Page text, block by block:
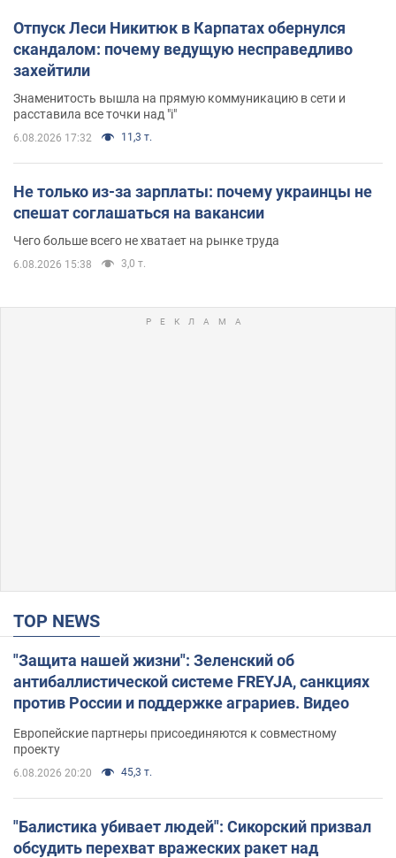
Отпуск Леси Никитюк в Карпатах обернулся
скандалом: почему ведущую несправедливо
захейтили
Знаменитость вышла на прямую коммуникацию в сети и
расставила все точки над "i"
6.08.2026 17:32 11,3 т.
Не только из-за зарплаты: почему украинцы не
спешат соглашаться на вакансии
Чего больше всего не хватает на рынке труда
6.08.2026 15:38 3,0 т.
TOP NEWS
"Защита нашей жизни": Зеленский об
антибаллистической системе FREYJA, санкциях
против России и поддержке аграриев. Видео
Европейские партнеры присоединяются к совместному
проекту
6.08.2026 20:20 45,3 т.
"Балистика убивает людей": Сикорский призвал
обсудить перехват вражеских ракет над